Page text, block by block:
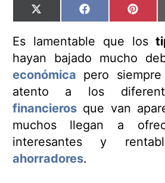
Compartir
en
X
(Twitter)
Compartir
en
Facebook
en
Es lamentable que los
hayan bajado mucho
económica pero
atento a los
financierosque van
muchos llegan a
interesantes y
ahorradores.